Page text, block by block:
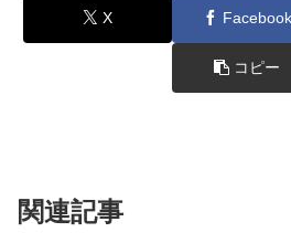
X Facebook
コピー
関連記事